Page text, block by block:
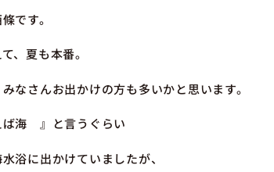
です。
、夏も本番。
なさんお出かけの方も多いかと思います。
ば海 』と言うぐらい
浴に出かけていましたが、